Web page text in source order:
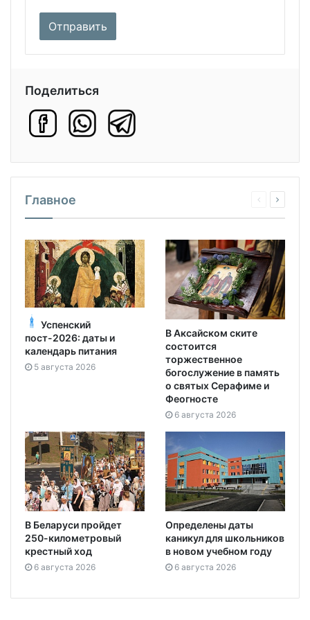
Поделиться
Главное
Успенский
пост-2026: даты и
календарь питания
5 августа 2026
В Аксайском ските
состоится
торжественное
богослужение в память
о святых Серафиме и
Феогносте
6 августа 2026
В Беларуси пройдет
250-километровый
крестный ход
6 августа 2026
Определены даты
каникул для школьников
в новом учебном году
6 августа 2026